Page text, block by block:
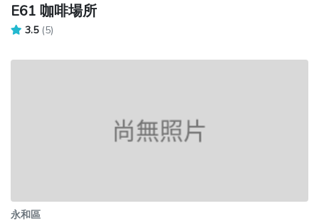
E61 咖啡場所
3.5 (5)
永和區